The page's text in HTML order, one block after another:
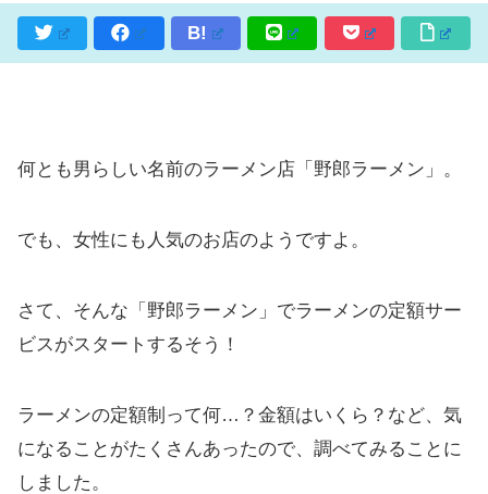
B!
何とも男らしい名前のラーメン店「野郎ラーメン」。
でも、女性にも人気のお店のようですよ。
さて、そんな「野郎ラーメン」でラーメンの定額サー
ビスがスタートするそう！
ラーメンの定額制って何…？金額はいくら？など、気
になることがたくさんあったので、調べてみることに
しました。